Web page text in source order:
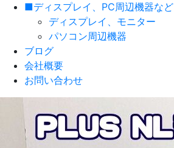
■ディスプレイ、PC周辺機器など
ディスプレイ、モニター
パソコン周辺機器
ブログ
会社概要
お問い合わせ